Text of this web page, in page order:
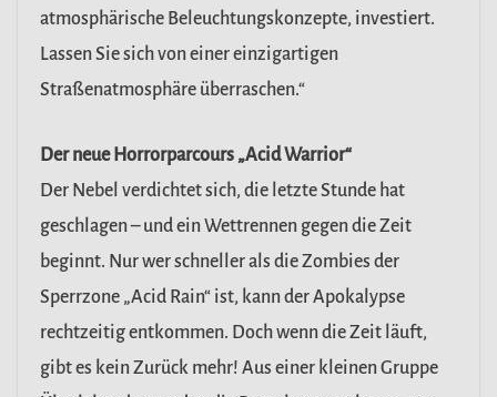
atmosphärische Beleuchtungskonzepte, investiert.
Lassen Sie sich von einer einzigartigen
Straßenatmosphäre überraschen.“
Der neue Horrorparcours „Acid Warrior“
Der Nebel verdichtet sich, die letzte Stunde hat
geschlagen – und ein Wettrennen gegen die Zeit
beginnt. Nur wer schneller als die Zombies der
Sperrzone „Acid Rain“ ist, kann der Apokalypse
rechtzeitig entkommen. Doch wenn die Zeit läuft,
gibt es kein Zurück mehr! Aus einer kleinen Gruppe